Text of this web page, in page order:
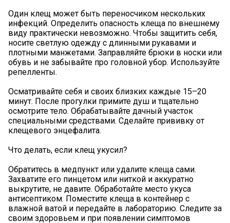
Один клещ может быть переносчиком нескольких
инфекций. Определить опасность клеща по внешнему
виду практически невозможно. Чтобы защитить себя,
носите светлую одежду с длинными рукавами и
плотными манжетами. Заправляйте брюки в носки или
обувь и не забывайте про головной убор. Используйте
репелленты.
Осматривайте себя и своих близких каждые 15–20
минут. После прогулки примите душ и тщательно
осмотрите тело. Обрабатывайте дачный участок
специальными средствами. Сделайте прививку от
клещевого энцефалита.
Что делать, если клещ укусил?
Обратитесь в медпункт или удалите клеща сами.
Захватите его пинцетом или ниткой и аккуратно
выкрутите, не давите. Обработайте место укуса
антисептиком. Поместите клеща в контейнер с
влажной ватой и передайте в лабораторию. Следите за
своим здоровьем и при появлении симптомов